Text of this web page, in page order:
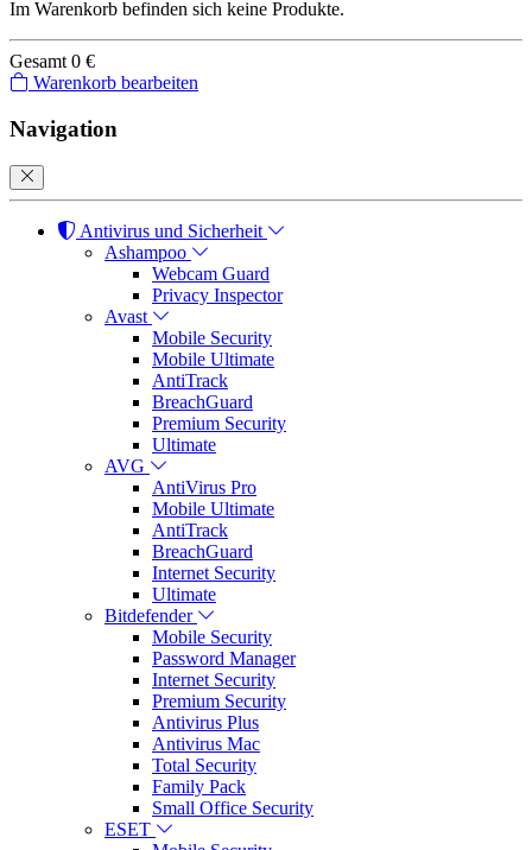
Im Warenkorb befinden sich keine Produkte.
Gesamt 0 €
Warenkorb bearbeiten
Navigation
Antivirus und Sicherheit
Ashampoo
Webcam Guard
Privacy Inspector
Avast
Mobile Security
Mobile Ultimate
AntiTrack
BreachGuard
Premium Security
Ultimate
AVG
AntiVirus Pro
Mobile Ultimate
AntiTrack
BreachGuard
Internet Security
Ultimate
Bitdefender
Mobile Security
Password Manager
Internet Security
Premium Security
Antivirus Plus
Antivirus Mac
Total Security
Family Pack
Small Office Security
ESET